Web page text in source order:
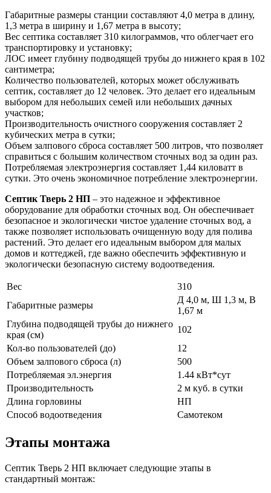
Габаритные размеры станции составляют 4,0 метра в длину,
1,3 метра в ширину и 1,67 метра в высоту;
Вес септика составляет 310 килограммов, что облегчает его
транспортировку и установку;
ЛОС имеет глубину подводящей трубы до нижнего края в 102
сантиметра;
Количество пользователей, которых может обслуживать
септик, составляет до 12 человек. Это делает его идеальным
выбором для небольших семей или небольших дачных
участков;
Производительность очистного сооружения составляет 2
кубических метра в сутки;
Объем залпового сброса составляет 500 литров, что позволяет
справиться с большим количеством сточных вод за один раз.
Потребляемая электроэнергия составляет 1,44 киловатт в
сутки. Это очень экономичное потребление электроэнергии.
Септик Тверь 2 НП – это надежное и эффективное
оборудование для обработки сточных вод. Он обеспечивает
безопасное и экологически чистое удаление сточных вод, а
также позволяет использовать очищенную воду для полива
растений. Это делает его идеальным выбором для малых
домов и коттеджей, где важно обеспечить эффективную и
экологически безопасную систему водоотведения.
Вес
310
Габаритные размеры
Д 4,0 м, Ш 1,3 м, В
1,67 м
Глубина подводящей трубы до нижнего
края (см)
102
Кол-во пользователей (до)
12
Объем залпового сброса (л)
500
Потребляемая эл.энергия
1.44 кВт*сут
Производительность
2 м куб. в сутки
Длина горловины
НП
Способ водоотведения
Самотеком
Этапы монтажа
Септик Тверь 2 НП включает следующие этапы в
стандартный монтаж: